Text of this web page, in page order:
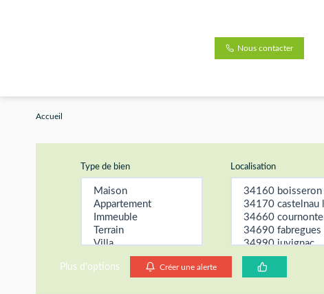
Nous contacter
Accueil
Type de bien Localisation
Plus d'options Créer une alerte